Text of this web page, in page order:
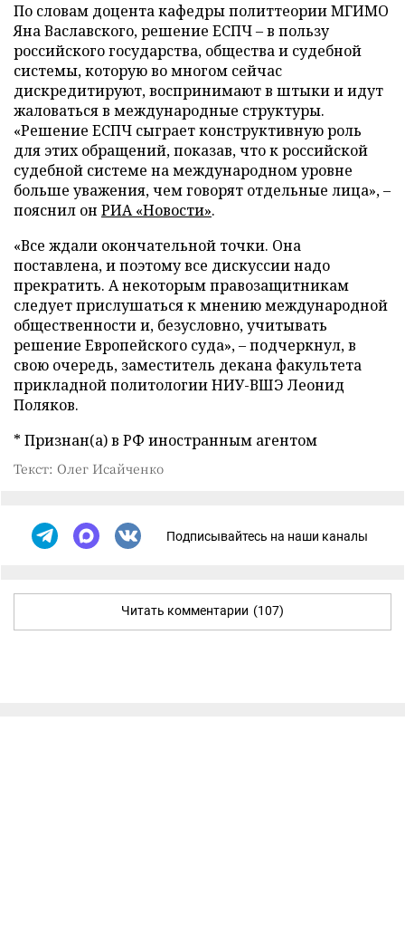
По словам доцента кафедры политтеории МГИМО
Яна Ваславского, решение ЕСПЧ–в пользу
российского государства, общества и судебной
системы, которую во многом сейчас
дискредитируют, воспринимают в штыки и идут
жаловаться в международные структуры.
«Решение ЕСПЧ сыграет конструктивную роль
для этих обращений, показав, что к российской
судебной системе на международном уровне
больше уважения, чем говорят отдельные лица»,–
пояснил он РИА «Новости».
«Все ждали окончательной точки. Она
поставлена, и поэтому все дискуссии надо
прекратить. А некоторым правозащитникам
следует прислушаться к мнению международной
общественности и, безусловно, учитывать
решение Европейского суда»,–подчеркнул, в
свою очередь, заместитель декана факультета
прикладной политологии НИУ-ВШЭ Леонид
Поляков.
* Признан(а) в РФ иностранным агентом
Текст: Олег Исайченко
Подписывайтесь на наши каналы
Читать комментарии (107)